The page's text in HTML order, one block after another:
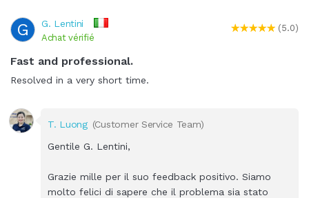
G G. Lentini
Achat vérifié
(5.0)
Fast and professional.
Resolved in a very short time.
T. Luong (Customer Service Team)
Gentile G. Lentini,
Grazie mille per il suo feedback positivo. Siamo
molto felici di sapere che il problema sia stato